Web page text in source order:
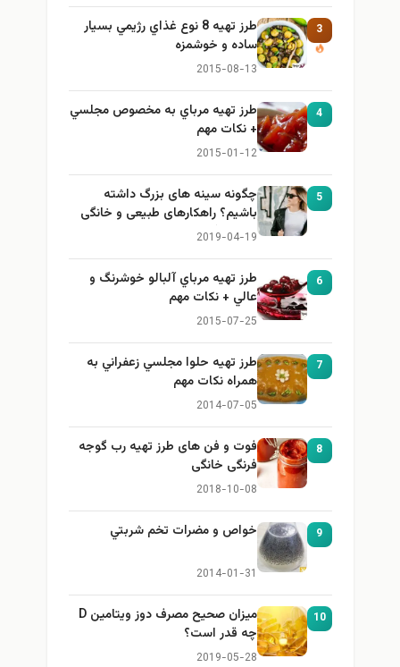
3
طرز تهيه 8 نوع غذاي رژيمي بسيار
ساده و خوشمزه
2015-08-13
4
طرز تهيه مرباي به مخصوص مجلسي
+ نكات مهم
2015-01-12
5
چگونه سینه های بزرگ داشته
باشیم؟ راهکارهای طبیعی و خانگی
برای بزرگ کردن سینه
2019-04-19
6
طرز تهيه مرباي آلبالو خوشرنگ و
عالي + نكات مهم
2015-07-25
7
طرز تهيه حلوا مجلسي زعفراني به
همراه نكات مهم
2014-07-05
8
فوت و فن های طرز تهیه رب گوجه
فرنگی خانگی
2018-10-08
9 خواص و مضرات تخم شربتي
2014-01-31
10
میزان صحیح مصرف دوز ویتامین D
چه قدر است؟
2019-05-28